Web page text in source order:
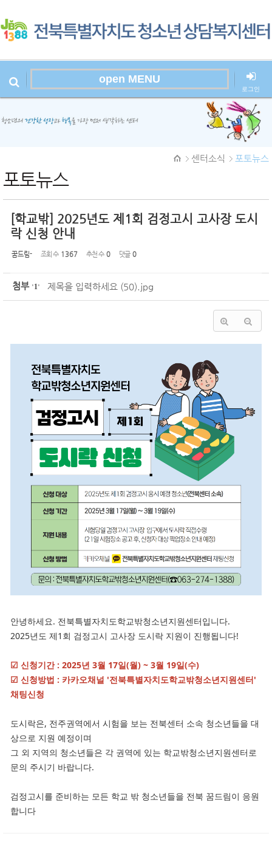
open MENU
로그인
센터소식
포토뉴스
포토뉴스
[학교밖] 2025년도 제1회 검정고시 고사장 도시
락 신청 안내
꿈드림- 조회 수 1367 추천 수 0 댓글 0
첨부 '1' 제목을 입력하세요 (50).jpg
안녕하세요. 전북특별자치도학교밖청소년지원센터입니다.
2025년도 제1회 검정고시 고사장 도시락 지원이 진행됩니다!
☑ 신청기간 : 2025년 3월 17일(월) ~ 3월 19일(수)
☑ 신청방법 : 카카오채널 '전북특별자치도학교밖청소년지원센터'
채팅신청
도시락은, 전주권역에서 시험을 보는 전북센터 소속 청소년들을 대
상으로 지원 예정이며
그 외 지역의 청소년들은 각 권역에 있는 학교밖청소년지원센터로
문의 주시기 바랍니다.
검정고시를 준비하는 모든 학교 밖 청소년들을 전북 꿈드림이 응원
합니다
스케치북5
스케치북5